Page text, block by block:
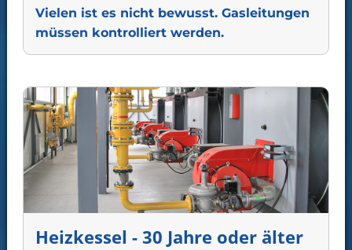
News
Galerie
Barrierefrei
Kontakt
Vielen ist es nicht bewusst. Gasleitungen
müssen kontrolliert werden.
Heizkessel - 30 Jahre oder älter